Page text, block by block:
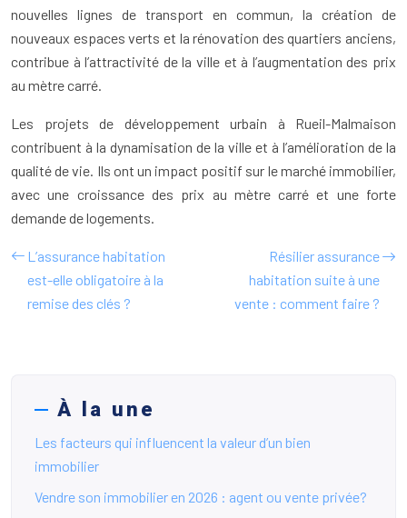
nouvelles lignes de transport en commun, la création de
nouveaux espaces verts et la rénovation des quartiers anciens,
contribue à l’attractivité de la ville et à l’augmentation des prix
au mètre carré.
Les projets de développement urbain à Rueil-Malmaison
contribuent à la dynamisation de la ville et à l’amélioration de la
qualité de vie. Ils ont un impact positif sur le marché immobilier,
avec une croissance des prix au mètre carré et une forte
demande de logements.
L’assurance habitation
est-elle obligatoire à la
remise des clés ?
Résilier assurance
habitation suite à une
vente : comment faire ?
À la une
Les facteurs qui influencent la valeur d’un bien
immobilier
Vendre son immobilier en 2026 : agent ou vente privée?